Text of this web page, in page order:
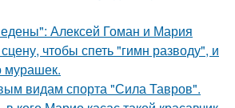
Алексей Гоман и Мария
чтобы спеть "гимн разводу", и
мурашек.
видам спорта "Сила Тавров".